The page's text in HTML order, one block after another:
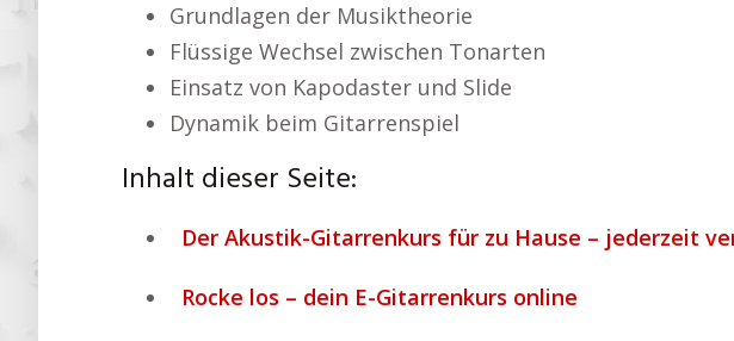
Grundlagen der Musiktheorie
Flüssige Wechsel zwischen Tonarten
Einsatz von Kapodaster und Slide
Dynamik beim Gitarrenspiel
Inhalt dieser Seite:
Der Akustik-Gitarrenkurs für zu Hause – jederzeit
Rocke los – dein E-Gitarrenkurs online